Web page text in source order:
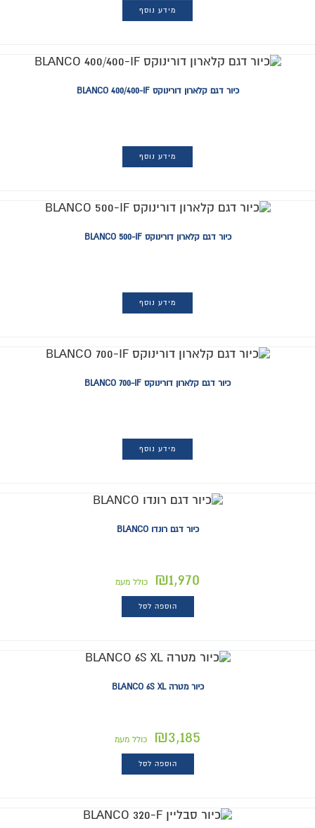
מידע נוסף
כיור דגם קלארון דורינוקס BLANCO 400/400-IF
מידע נוסף
כיור דגם קלארון דורינוקס BLANCO 500-IF
מידע נוסף
כיור דגם קלארון דורינוקס BLANCO 700-IF
מידע נוסף
כיור דגם רונדו BLANCO
₪1,970 כולל מעמ
הוספה לסל
כיור מטרה BLANCO 6S XL
₪3,185 כולל מעמ
הוספה לסל